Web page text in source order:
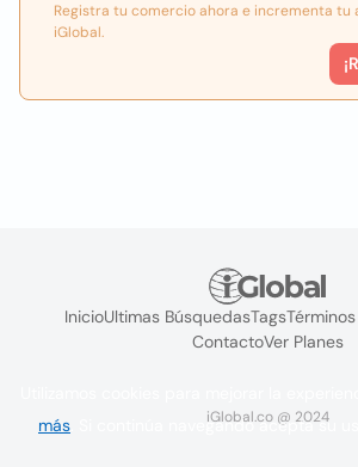
Registra tu comercio ahora e incrementa tu
iGlobal.
InicioUltimas BúsquedasTags
ContactoVer Planes
iGlobal.co @ 2024
más . Si continúa navegando acepta su